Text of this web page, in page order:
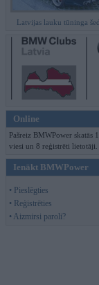
Latvijas lauku tūninga
Online
Pašreiz BMWPower skatās
viesi un 8 reģistrēti lietotāji.
Ienākt BMWPower
• Pieslēgties
• Reģistrēties
• Aizmirsi paroli?